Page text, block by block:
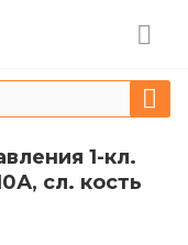
1-кл.
сл. кость